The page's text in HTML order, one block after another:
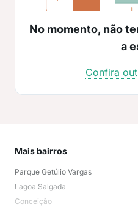
No momento, não
a
Confira
Mais bairros
Parque Getúlio Vargas
Lagoa Salgada
Conceição